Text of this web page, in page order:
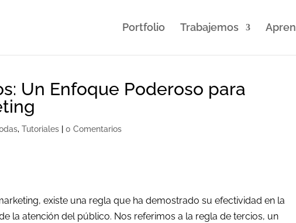
Portfolio Trabajemos
Un Enfoque Poderoso para
,Tutoriales |0 Comentarios
existe una regla que ha demostrado su efectividad en la
la atención del público. Nos referimos a la regla de tercios, un